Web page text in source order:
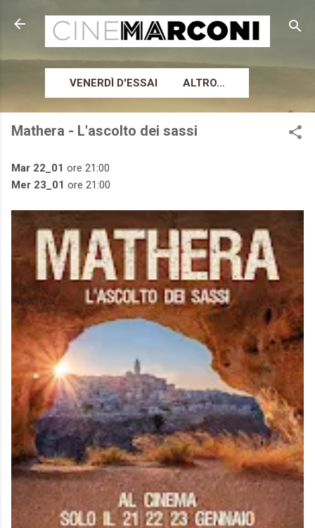
Passa ai contenuti principali
VENERDÌ D'ESSAI ALTRO…
Mathera - L'ascolto dei sassi
Mar 22_01 ore 21:00
Mer 23_01 ore 21:00